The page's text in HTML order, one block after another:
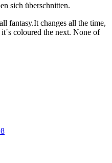
sich überschnitten.
fantasy.It changes all the time,
coloured the next. None of